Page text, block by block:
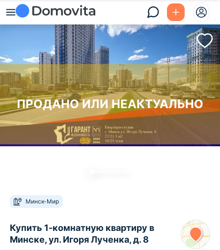
ПРОДАНО ИЛИ НЕАКТУАЛЬНО
Минск-Мир
Купить 1-комнатную квартиру в
Минске, ул. Игоря Лученка, д. 8